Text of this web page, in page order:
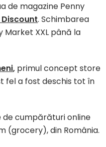
de magazine Penny
Discount. Schimbarea
XXL până la
, primul concept store
fel a fost deschis tot în
de cumpărături online
(grocery), din România.